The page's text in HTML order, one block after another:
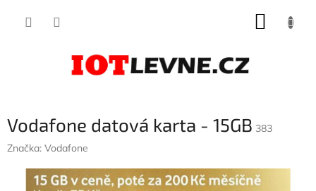
Vodafone datová karta - 15GB 383
Značka: Vodafone